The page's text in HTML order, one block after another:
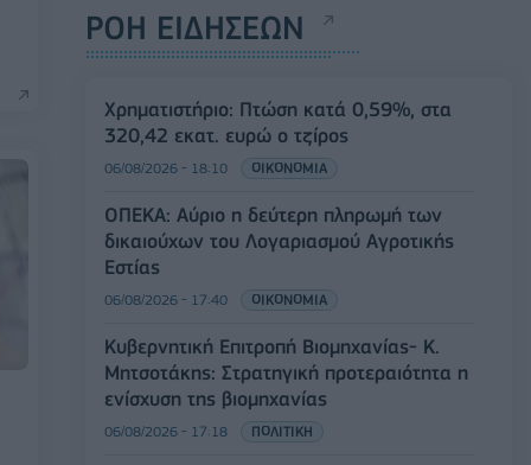
ΡΟΗ ΕΙΔΗΣΕΩΝ
Χρηματιστήριο: Πτώση κατά 0,59%, στα
320,42 εκατ. ευρώ ο τζίρος
06/08/2026 - 18:10 ΟΙΚΟΝΟΜΙΑ
ΟΠΕΚΑ: Αύριο η δεύτερη πληρωμή των
δικαιούχων του Λογαριασμού Αγροτικής
Εστίας
06/08/2026 - 17:40 ΟΙΚΟΝΟΜΙΑ
Κυβερνητική Επιτροπή Βιομηχανίας- Κ.
Μητσοτάκης: Στρατηγική προτεραιότητα η
ενίσχυση της βιομηχανίας
06/08/2026 - 17:18 ΠΟΛΙΤΙΚΗ